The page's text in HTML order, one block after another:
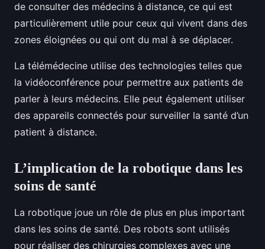
de consulter des médecins à distance, ce qui est
particulièrement utile pour ceux qui vivent dans des
zones éloignées ou qui ont du mal à se déplacer.
La télémédecine utilise des technologies telles que
la vidéoconférence pour permettre aux patients de
parler à leurs médecins. Elle peut également utiliser
des appareils connectés pour surveiller la santé d’un
patient à distance.
L’implication de la robotique dans les
soins de santé
La robotique joue un rôle de plus en plus important
dans les soins de santé. Des robots sont utilisés
pour réaliser des chirurgies complexes avec une